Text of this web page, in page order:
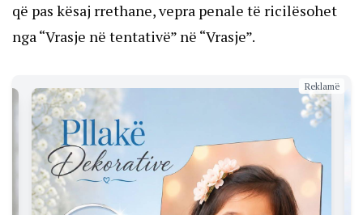
që pas kësaj rrethane, vepra penale të ricilësohet
nga “Vrasje në tentativë” në “Vrasje”.
Reklamë